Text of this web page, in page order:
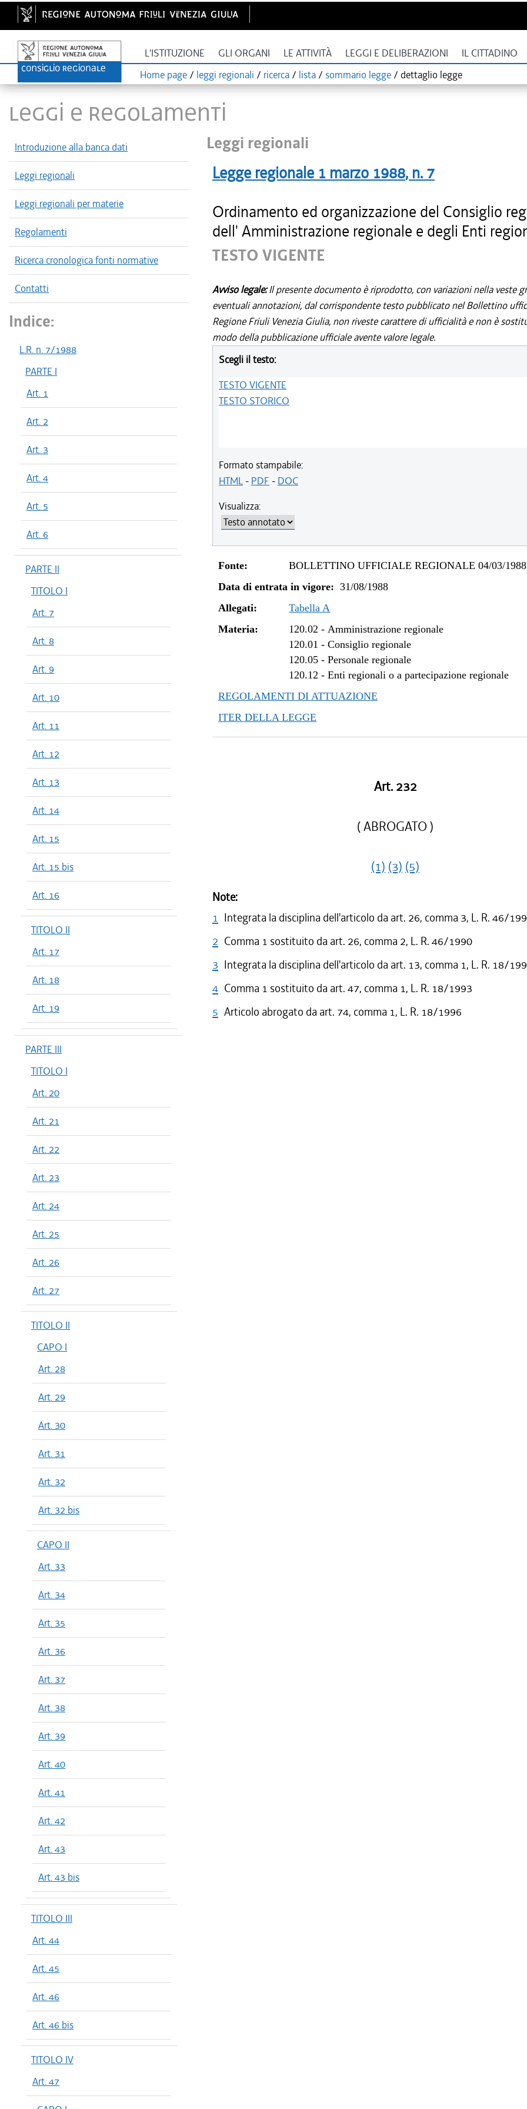
L'ISTITUZIONE GLI ORGANI LE ATTIVITÀ LEGGI E DELIBERAZIONI IL CITTADINO
Home page / leggi regionali / ricerca / lista / sommario legge / dettaglio legge
LEGGI E REGOLAMENTI
Introduzione alla banca dati
Leggi regionali
Leggi regionali per materie
Regolamenti
Ricerca cronologica fonti normative
Contatti
Indice:
L.R. n. 7/1988
PARTE I
Art. 1
Art. 2
Art. 3
Art. 4
Art. 5
Art. 6
PARTE II
TITOLO I
Art. 7
Art. 8
Art. 9
Art. 10
Art. 11
Art. 12
Art. 13
Art. 14
Art. 15
Art. 15 bis
Art. 16
TITOLO II
Art. 17
Art. 18
Art. 19
PARTE III
TITOLO I
Art. 20
Art. 21
Art. 22
Art. 23
Art. 24
Art. 25
Art. 26
Art. 27
TITOLO II
CAPO I
Art. 28
Art. 29
Art. 30
Art. 31
Art. 32
Art. 32 bis
CAPO II
Art. 33
Art. 34
Art. 35
Art. 36
Art. 37
Art. 38
Art. 39
Art. 40
Art. 41
Art. 42
Art. 43
Art. 43 bis
TITOLO III
Art. 44
Art. 45
Art. 46
Art. 46 bis
TITOLO IV
Art. 47
Leggi regionali
Legge regionale 1 marzo 1988, n. 7
Ordinamento ed organizzazione del Consiglio
dell' Amministrazione regionale e degli Enti
TESTO VIGENTE
Avviso legale:Il presente documento è riprodotto, con variazioni nella veste
eventuali annotazioni, dal corrispondente testo pubblicato nel Bollettino
Regione Friuli Venezia Giulia, non riveste carattere di ufficialità e non è
modo della pubblicazione ufficiale avente valore legale.
Scegli il testo:
TESTO VIGENTE
TESTO STORICO
Formato stampabile:
HTML- PDF - DOC
Visualizza:
Fonte:
BOLLETTINO UFFICIALE REGIONALE 04/03/
Data di entrata in vigore: 31/08/1988
Allegati:
Tabella A
Materia:
120.02 -Amministrazione regionale
120.01 -Consiglio regionale
120.05 -Personale regionale
120.12 -Enti regionali o a partecipazione regionale
REGOLAMENTI DI ATTUAZIONE
ITER DELLA LEGGE
Art. 232
( ABROGATO )
(1) (3) (5)
Note:
1 Integrata la disciplina dell'articolo da art. 26, comma 3, L. R. 46/
2 Comma 1 sostituito da art. 26, comma 2, L. R. 46/1990
3 Integrata la disciplina dell'articolo da art. 13, comma 1, L. R. 18/
4 Comma 1 sostituito da art. 47, comma 1, L. R. 18/1993
5 Articolo abrogato da art. 74, comma 1, L. R. 18/1996